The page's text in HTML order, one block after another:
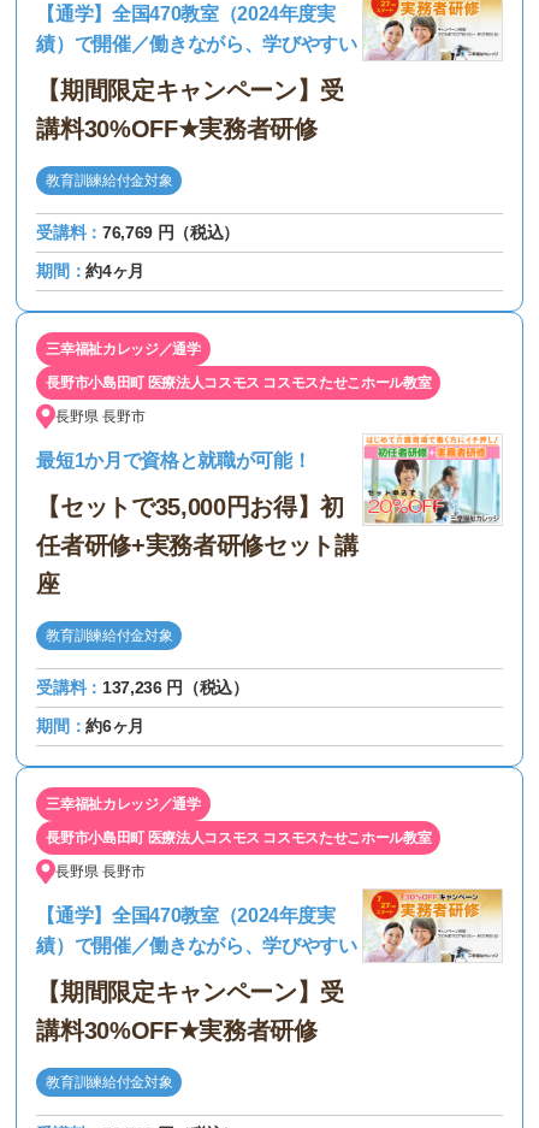
【通学】全国470教室（2024年度実
績）で開催／働きながら、学びやすい
【期間限定キャンペーン】受
講料30%OFF★実務者研修
教育訓練給付金対象
受講料：76,769 円（税込）
期間：約4ヶ月
三幸福祉カレッジ／通学
長野市小島田町 医療法人コスモス コスモスたせこホール教室
長野県 長野市
最短1か月で資格と就職が可能！
【セットで35,000円お得】初
任者研修+実務者研修セット講
座
教育訓練給付金対象
受講料： 137,236 円（税込）
期間：約6ヶ月
三幸福祉カレッジ／通学
長野市小島田町 医療法人コスモス コスモスたせこホール教室
長野県 長野市
【通学】全国470教室（2024年度実
績）で開催／働きながら、学びやすい
【期間限定キャンペーン】受
講料30%OFF★実務者研修
教育訓練給付金対象